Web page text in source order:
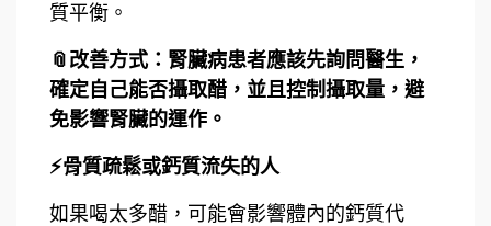
質平衡。
📎改善方式：腎臟病患者應該先詢問醫生，
確定自己能否攝取醋，並且控制攝取量，避
免影響腎臟的運作。
⚡骨質疏鬆或鈣質流失的人
如果喝太多醋，可能會影響體內的鈣質代